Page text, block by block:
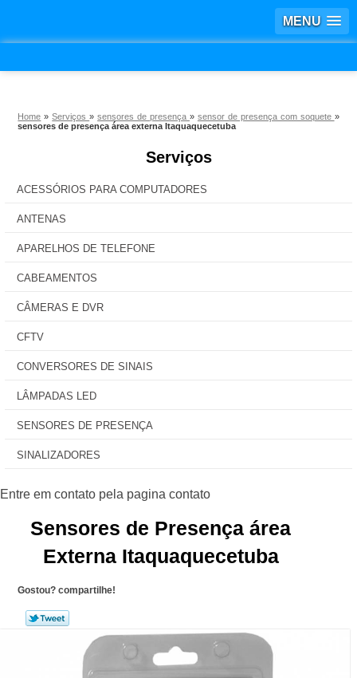
MENU
Home »Serviços»sensores de presença » sensor de presença com soquete »
sensores de presença área externa Itaquaquecetuba
Serviços
ACESSÓRIOS PARA COMPUTADORES
ANTENAS
APARELHOS DE TELEFONE
CABEAMENTOS
CÂMERAS E DVR
CFTV
CONVERSORES DE SINAIS
LÂMPADAS LED
SENSORES DE PRESENÇA
SINALIZADORES
Sensores de Presença área
Externa Itaquaquecetuba
Gostou? compartilhe!